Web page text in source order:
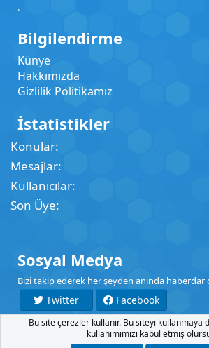
.
Bilgilendirme
Künye
Hakkımızda
Gizlilik Politikamız
İstatistikler
Konular
Mesajlar
Kullanıcılar
Son Üye
Sosyal Medya
Bizi takip ederek her şeyden anında haberdar
Twitter
Facebook
YouTube
Instagram
Bu site çerezler kullanır. Bu siteyi kullanmaya
kullanımımızı kabul etmiş